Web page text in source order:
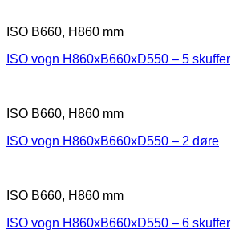
ISO B660, H860 mm
ISO vogn H860xB660xD550 – 5 skuffer
ISO B660, H860 mm
ISO vogn H860xB660xD550 – 2 døre
ISO B660, H860 mm
ISO vogn H860xB660xD550 – 6 skuffer